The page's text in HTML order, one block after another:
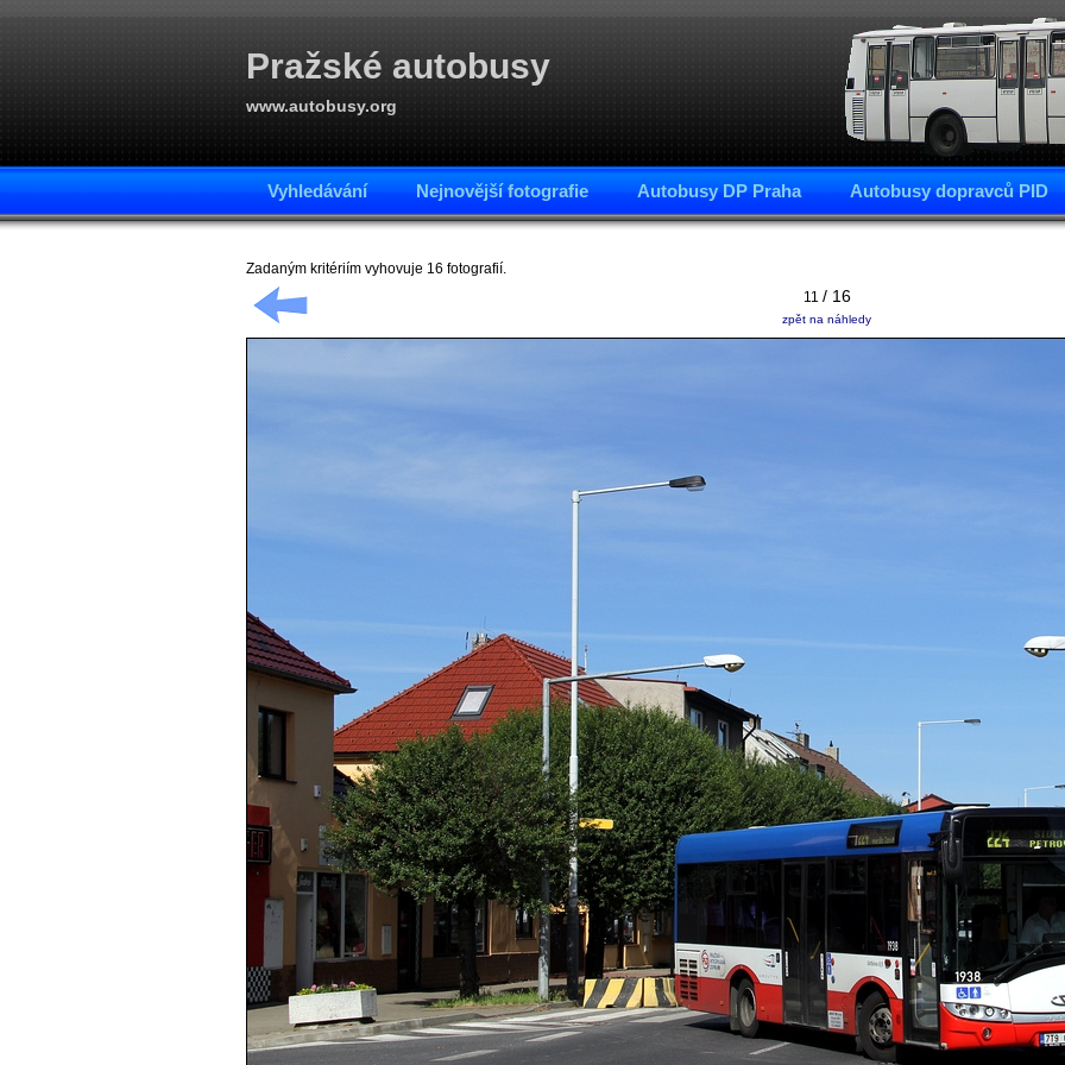
Pražské autobusy
www.autobusy.org
Vyhledávání Nejnovější fotografie Autobusy DP Praha Autobusy dopravců PID
Zadaným kritériím vyhovuje 16 fotografií.
11 / 16
zpět na náhledy